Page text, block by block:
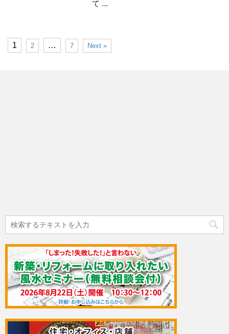
て ...
1 2 … 7 Next »